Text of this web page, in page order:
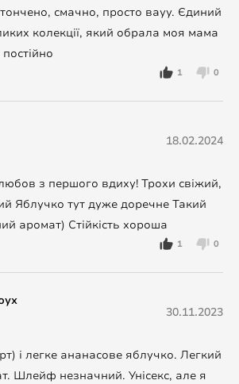
смачно, просто вауу. Єдиний
колекції, який обрала моя мама
1 0
18.02.2024
з першого вдиху! Трохи свіжий,
Яблучко тут дуже доречне Такий
аромат) Стійкість хороша
1 0
30.11.2023
і легке ананасове яблучко. Легкий
Шлейф незначний. Унісекс, але я